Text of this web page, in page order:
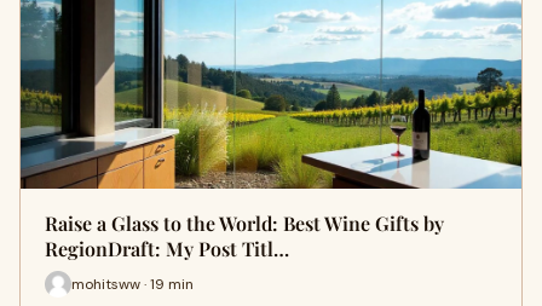
Raise a Glass to the World: Best Wine Gifts by
RegionDraft: My Post Titl…
mohitsww · 19 min